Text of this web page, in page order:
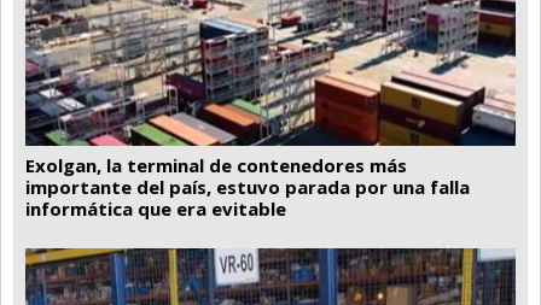
Exolgan, la terminal de contenedores más
importante del país, estuvo parada por una falla
informática que era evitable